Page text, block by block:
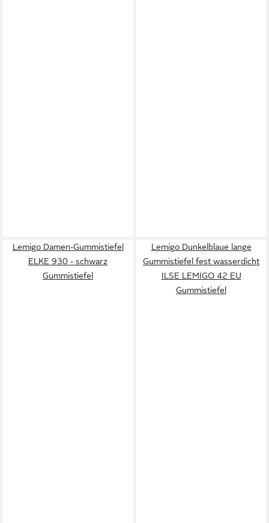
Lemigo Damen-Gummistiefel
ELKE 930 - schwarz
Gummistiefel
Lemigo Dunkelblaue lange
Gummistiefel fest wasserdicht
ILSE LEMIGO 42 EU
Gummistiefel